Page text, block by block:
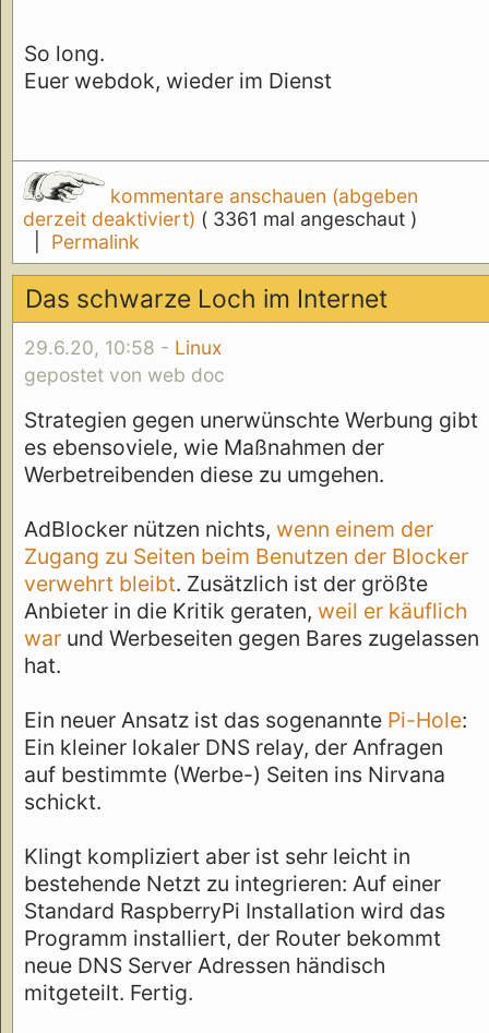
So long.
Euer webdok, wieder im Dienst
kommentare anschauen (abgeben
derzeit deaktiviert) ( 3361 mal angeschaut )
Permalink
Das schwarze Loch im Internet
29.6.20, 10:58 - Linux
gepostet von web doc
Strategien gegen unerwünschte Werbung gibt
es ebensoviele, wie Maßnahmen der
Werbetreibenden diese zu umgehen.
AdBlocker nützen nichts, wenn einem der
Zugang zu Seiten beim Benutzen der Blocker
verwehrt bleibt. Zusätzlich ist der größte
Anbieter in die Kritik geraten, weil er käuflich
war und Werbeseiten gegen Bares zugelassen
hat.
Ein neuer Ansatz ist das sogenannte Pi-Hole:
Ein kleiner lokaler DNS relay, der Anfragen
auf bestimmte (Werbe-) Seiten ins Nirvana
schickt.
Klingt kompliziert aber ist sehr leicht in
bestehende Netzt zu integrieren: Auf einer
Standard RaspberryPi Installation wird das
Programm installiert, der Router bekommt
neue DNS Server Adressen händisch
mitgeteilt. Fertig.